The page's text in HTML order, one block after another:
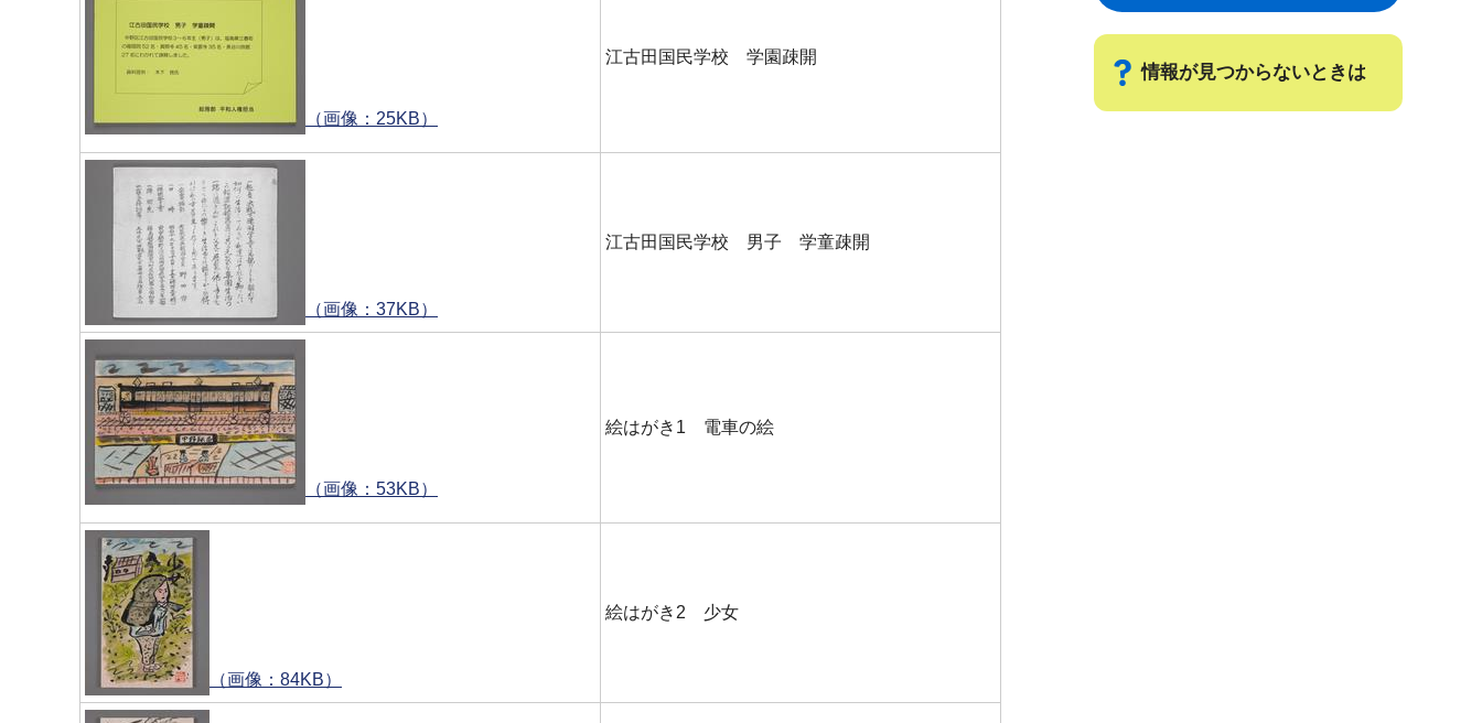
（画像：25KB）
江古田国民学校 学園疎開
（画像：37KB）
江古田国民学校 男子 学童疎開
（画像：53KB）
絵はがき1 電車の絵
（画像：84KB）
絵はがき2 少女
情報が見つからないときは